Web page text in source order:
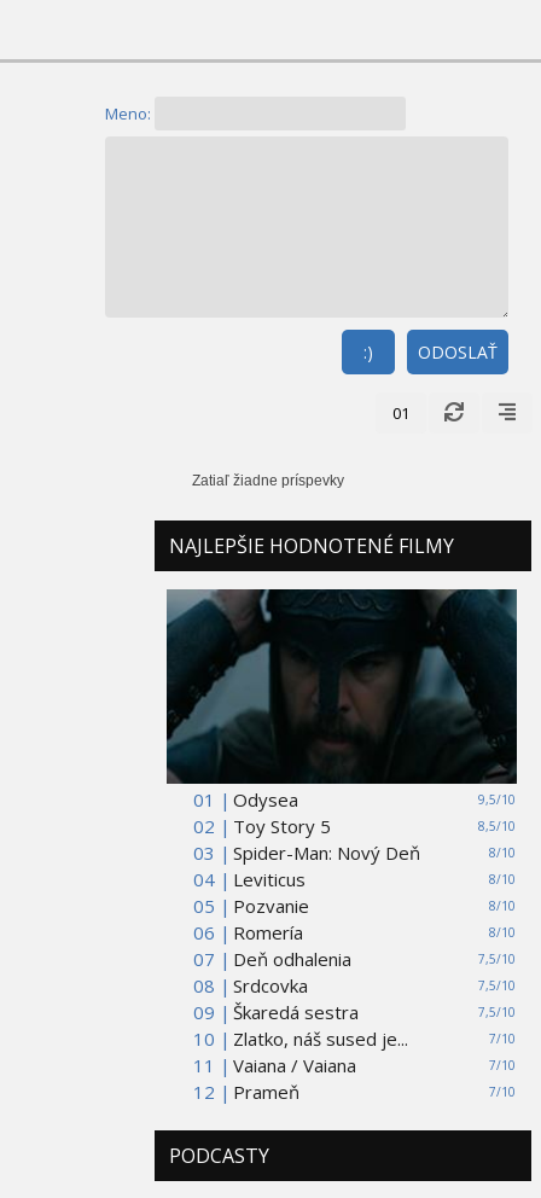
Meno:
ODOSLAŤ
:)
01
Zatiaľ žiadne príspevky
NAJLEPŠIE HODNOTENÉ FILMY
01 | 9,5/10
Odysea
02 |
8,5/10
Toy Story 5
03 |
8/10
Spider-Man: Nový Deň
04 |
8/10
Leviticus
05 |
8/10
Pozvanie
06 |
8/10
Romería
07 |
7,5/10
Deň odhalenia
08 |
7,5/10
Srdcovka
09 |
7,5/10
Škaredá sestra
10 |
7/10
Zlatko, náš sused je...
11 |
7/10
Vaiana / Vaiana
12 |
7/10
Prameň
PODCASTY